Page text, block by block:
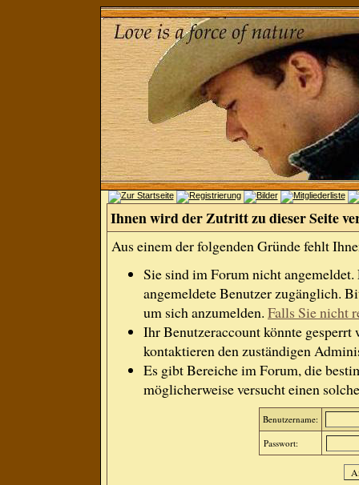
Ihnen wird der Zutritt zu dieser Seite
Aus einem der folgenden Gründe fehlt
Sie sind im Forum nicht
angemeldete Benutzer zugänglich.
um sich anzumelden. Falls Sie nicht
Ihr Benutzeraccount könnte gesperrt
kontaktieren den zuständigen
Es gibt Bereiche im Forum, die
möglicherweise versucht einen
Benutzername:
Passwort: